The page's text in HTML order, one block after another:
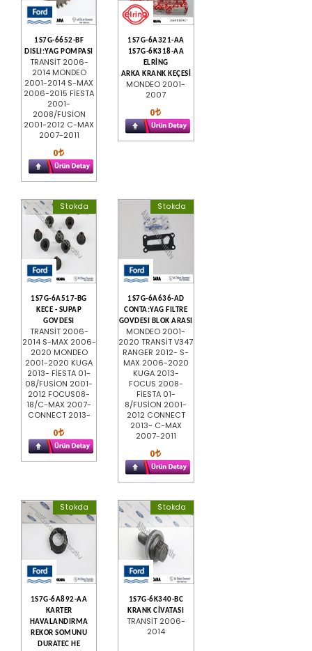
1S7G-6652-BF
DISLI:YAG POMPASI
TRANSİT 2006-
2014 MONDEO
2001-2014 S-MAX
2006-2015 FİESTA
2001-
2008/FUSİON
2001-2012 C-MAX
2007-2011
0
1S7G-6A321-AA
1S7G-6K318-AA
ELRİNG
ARKA KRANK KEÇESİ
MONDEO 2001-
2007
0
Stokda
1S7G-6A517-BG
KECE - SUPAP
GOVDESI
TRANSİT 2006-
2014 S-MAX 2006-
2020 MONDEO
2001-2020 KUGA
2013- FİESTA 01-
08/FUSİON 2001-
2012 FOCUS08-
18/C-MAX 2007-
CONNECT 2013-
0
Stokda
1S7G-6A636-AD
CONTA:YAG FILTRE
GOVDESI BLOK ARASI
MONDEO 2001-
2020 TRANSİT V347
RANGER 2012- S-
MAX 2006-2020
KUGA 2013-
FOCUS 2008-
FİESTA 01-
8/FUSİON 2001-
2012 CONNECT
2013- C-MAX
2007-2011
0
Stokda
1S7G-6A892-AA
KARTER
HAVALANDIRMA
REKOR SOMUNU
DURATEC HE
Stokda
1S7G-6K340-BC
KRANK CİVATASI
TRANSİT 2006-
2014